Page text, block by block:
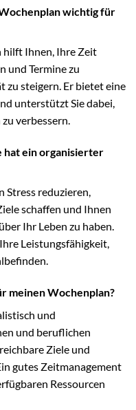
wichtig für
Ihnen, Ihre Zeit
und Termine zu
steigern. Er bietet eine
unterstützt Sie dabei,
verbessern.
hat ein organisierter
reduzieren,
schaffen und Ihnen
Ihr Leben zu haben.
Leistungsfähigkeit,
meinen Wochenplan?
und
und beruflichen
Ziele und
gutes Zeitmanagement
Ressourcen